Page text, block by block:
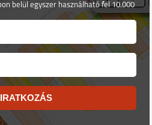
belül egyszer használható fel 10.000